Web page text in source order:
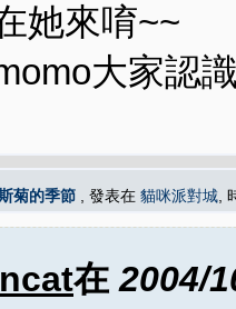
她來唷~~
大家認
菊的季節 , 發表在 貓咪派對城 ,
在2004/